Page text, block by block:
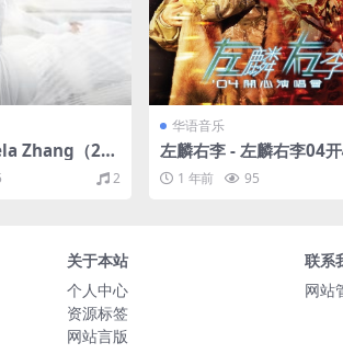
Zhang（201
）
2
华语音乐
左麟右李 - 左麟右李04
唱会（2004/FLAC/分轨
M）
1 年前 95
关于本站
个人中心
资源标签
网站言版
联系
网站